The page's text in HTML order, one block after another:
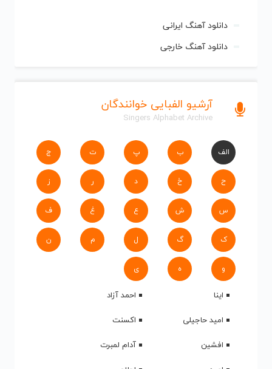
دانلود آهنگ ایرانی
دانلود آهنگ خارجی
آرشیو الفبایی خوانندگان
Singers Alphabet Archive
الف ب پ ت ج
ح خ د ر ز
س ش ع غ ف
ک گ ل م ن
و ه ی
اینا
احمد آزاد
امید حاجیلی
اکسنت
افشین
آدام لمبرت